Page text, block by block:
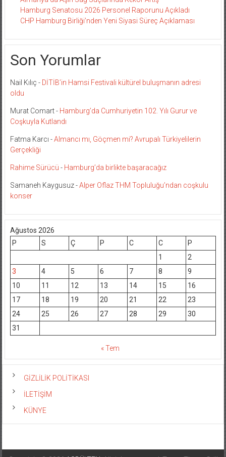
Hamburg Senatosu 2026 Personel Raporunu Açıkladı
CHP Hamburg Birliği’nden Yeni Siyasi Süreç Açıklaması
Son Yorumlar
Nail Kılıç - DİTİB’in Hamsi Festivali kültürel buluşmanın adresi
oldu
Murat Comart- Hamburg’da Cumhuriyetin 102. Yılı Gurur ve
Coşkuyla Kutlandı
Fatma Karcı -Almancı mı, Göçmen mi? Avrupalı Türkiyelilerin
Gerçekliği
Rahime Sürücü - Hamburg’da birlikte başaracağız
Samaneh Kaygusuz-Alper Oflaz THM Topluluğu’ndan coşkulu
konser
Ağustos 2026
P
S Ç P C C
P
1
2
3
4 5 6 7 8
9
10
11 12 13 14 15
16
17
18 19 20 21 22
23
24
25 26 27 28 29
30
31
« Tem
GİZLİLİK POLİTİKASI
İLETİŞİM
KÜNYE